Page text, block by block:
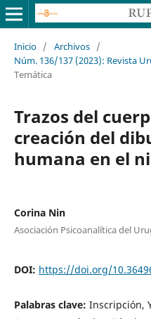
Inicio / Archivos /
Núm. 136/137 (2023): Revista
Temática
Trazos del
creación del
humana en el
Corina Nin
Asociación Psicoanalítica del
DOI: https://doi.org/
Palabras clave: Inscripción,